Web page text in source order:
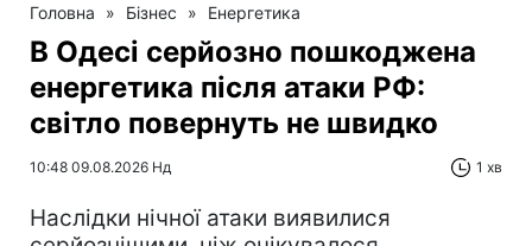
Головна » Бізнес » Енергетика
В Одесі серйозно пошкоджена
енергетика після атаки РФ:
світло повернуть не швидко
10:48 09.08.2026 Нд 1 хв
Наслідки нічної атаки виявилися